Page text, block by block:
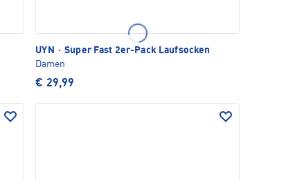
UYN · Super Fast 2er-Pack Laufsocken
Damen
€ 29,99